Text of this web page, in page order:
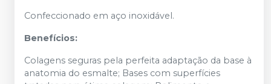
Confeccionado em aço inoxidável.
Benefícios:
Colagens seguras pela perfeita adaptação da base à
anatomia do esmalte; Bases com superfícies